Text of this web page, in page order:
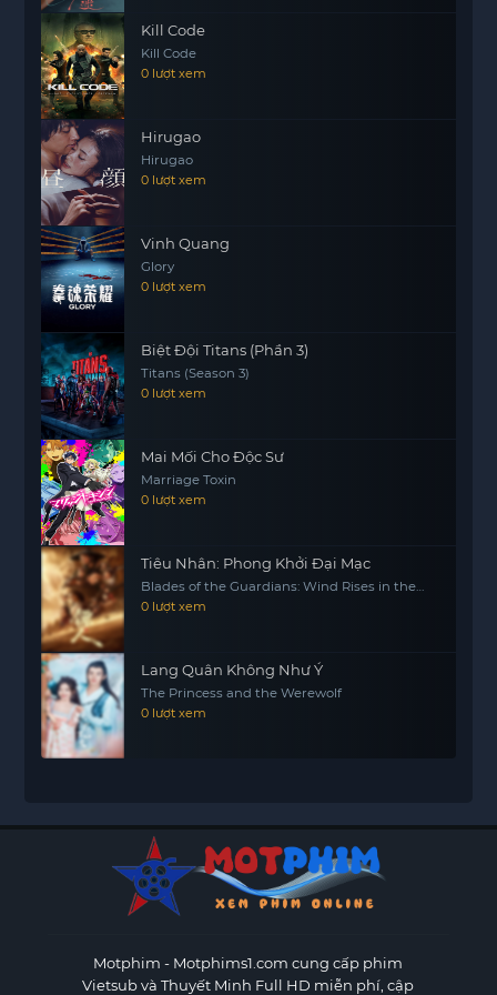
mang đến cho người xem những giây phút hồi
hộp và sâu lắng.
Kill Code
Kill Code
0 lượt xem
Hirugao
Hirugao
0 lượt xem
Vinh Quang
Glory
0 lượt xem
Biệt Đội Titans (Phần 3)
Titans (Season 3)
0 lượt xem
Mai Mối Cho Độc Sư
Marriage Toxin
0 lượt xem
Tiêu Nhân: Phong Khởi Đại Mạc
Blades of the Guardians: Wind Rises in the
Desert
0 lượt xem
Lang Quân Không Như Ý
The Princess and the Werewolf
0 lượt xem
Motphim - Motphims1.com cung cấp phim
Vietsub và Thuyết Minh Full HD miễn phí, cập